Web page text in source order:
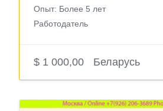
Опыт: Более 5 лет
Работодатель
$ 1 000,00 Беларусь